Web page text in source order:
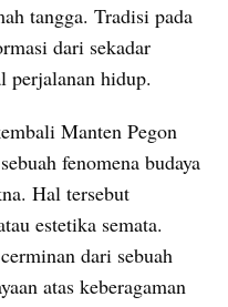
tangga. Tradisi pada
dari sekadar
perjalanan hidup.
Manten Pegon
fenomena budaya
Hal tersebut
estetika semata.
dari sebuah
atas keberagaman